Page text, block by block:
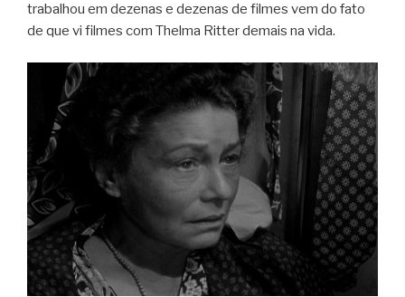
trabalhou em dezenas e dezenas de filmes vem do fato
de que vi filmes com Thelma Ritter demais na vida.